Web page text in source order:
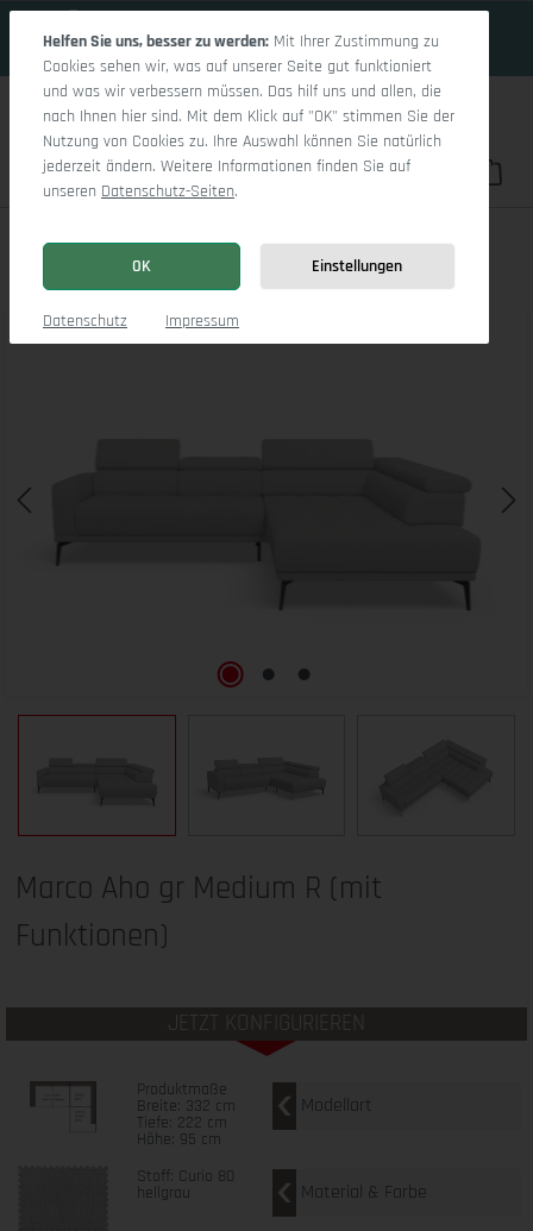
Du hast 0
Marco Aho gr Medium R (mit Funktionen)
Bildergalerie überspringen
Marco Aho gr Medium R (mit
Funktionen)
JETZT KONFIGURIEREN
Produktmaße
Breite: 332 cm
Tiefe: 222 cm
Höhe: 95 cm
Modellart
Stoff: Curio 80
hellgrau Material & Farbe
Helfen Sie uns, besser zu werden: Mit Ihrer Zustimmung zu
Cookies sehen wir, was auf unserer Seite gut funktioniert
und was wir verbessern müssen. Das hilf uns und allen, die
nach Ihnen hier sind. Mit dem Klick auf "OK" stimmen Sie der
Nutzung von Cookies zu. Ihre Auswahl können Sie natürlich
jederzeit ändern. Weitere Informationen finden Sie auf
unseren Datenschutz-Seiten.
OK Einstellungen
Datenschutz Impressum